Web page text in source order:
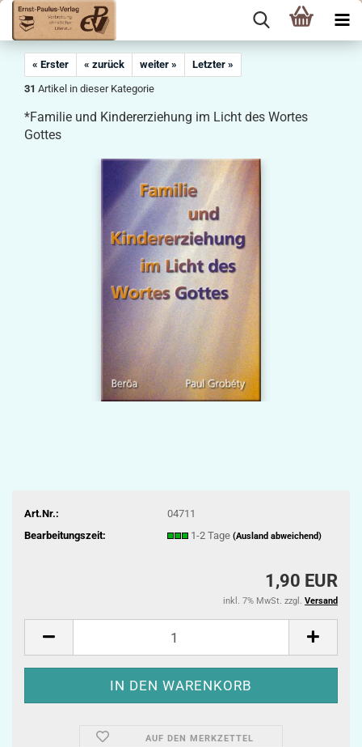
« Erster « zurück weiter »
Letzter »
31 Artikel in dieser Kategorie
*Familie und Kindererziehung im Licht des Wortes
Gottes
Art.Nr.:
04711
Bearbeitungszeit:
1-2 Tage (Ausland abweichend)
1,90 EUR
inkl. 7% MwSt. zzgl. Versand
AUF DEN MERKZETTEL